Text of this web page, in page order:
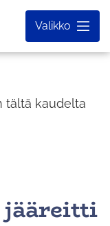
Valikko
tältä kaudelta
jääreitti